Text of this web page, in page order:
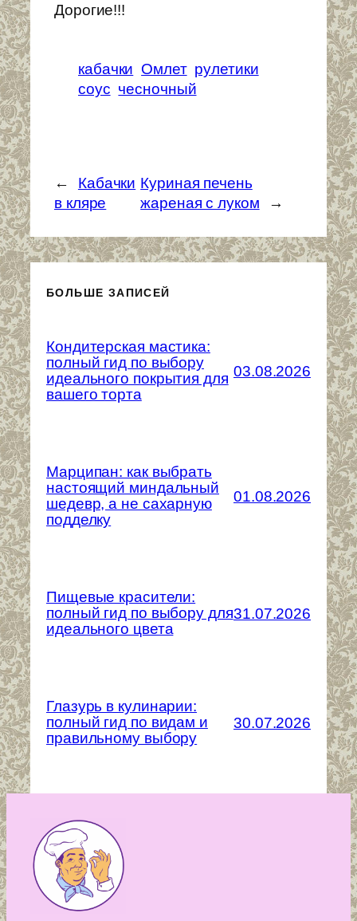
Дорогие!!!
кабачки Омлет рулетики
соус чесночный
←
Кабачки
в кляре
Куриная печень
жареная с луком
→
БОЛЬШЕ ЗАПИСЕЙ
Кондитерская мастика:
полный гид по выбору
идеального покрытия для
вашего торта
03.08.2026
Марципан: как выбрать
настоящий миндальный
шедевр, а не сахарную
подделку
01.08.2026
Пищевые красители:
полный гид по выбору для
идеального цвета
31.07.2026
Глазурь в кулинарии:
полный гид по видам и
правильному выбору
30.07.2026